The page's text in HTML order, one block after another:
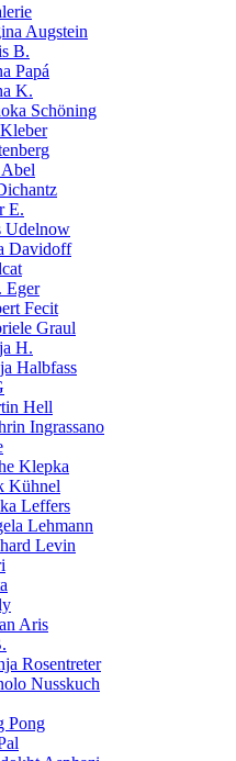
Augstein
B.
Papá
K.
Schöning
E.
Udelnow
Davidoff
Eger
Fecit
Graul
H.
Halbfass
Hell
Ingrassano
Klepka
Kühnel
Leffers
Lehmann
Levin
Aris
Rosentreter
Nusskuch
Pong